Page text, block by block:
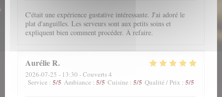
C'était une expérience gustative intéressante. J'ai adoré le
plat d'anguilles. Les serveurs sont aux petits soins et
expliquent bien comment procéder. À refaire.
AurélieR
2026-07-25 - 13:30 - Couverts 4
Service : 5/5 Ambiance : 5/5 Cuisine : 5/5 Qualité / Prix : 5/5